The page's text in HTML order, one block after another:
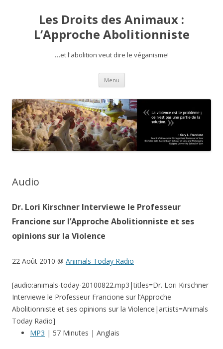
Les Droits des Animaux :
L’Approche Abolitionniste
…et l'abolition veut dire le véganisme!
Menu Aller
contenu
Audio
Dr. Lori Kirschner Interviewe le Professeur
Francione sur l’Approche Abolitionniste et ses
opinions sur la Violence
22 Août 2010 @ Animals Today Radio
[audio:animals-today-20100822.mp3|titles=Dr. Lori Kirschner
Interviewe le Professeur Francione sur l’Approche
Abolitionniste et ses opinions sur la Violence|artists=Animals
Today Radio]
MP3 | 57 Minutes | Anglais